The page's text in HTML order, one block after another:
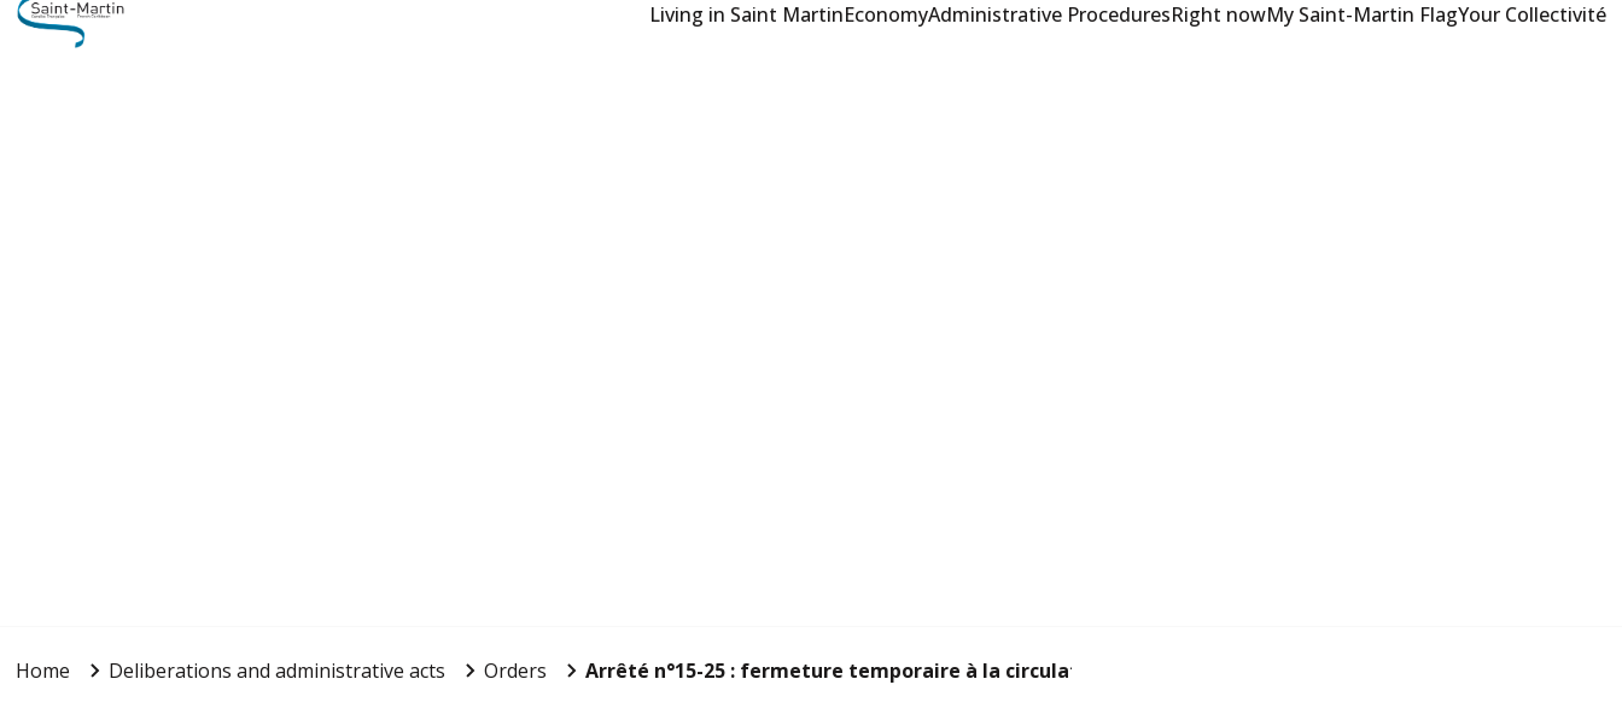
Living in Saint MartinEconomyAdministrative ProceduresRight nowMy Saint-Martin FlagYour Collectivité
Home Deliberations and administrative acts Orders Arrêté n°15-25 : fermeture temporaire à la circulation et st...